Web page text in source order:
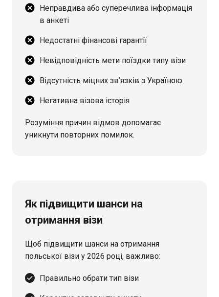
Неправдива або суперечлива інформація
в анкеті
Недостатні фінансові гарантії
Невідповідність мети поїздки типу візи
Відсутність міцних зв’язків з Україною
Негативна візова історія
Розуміння причин відмов допомагає
уникнути повторних помилок.
Як підвищити шанси на
отримання візи
Щоб підвищити шанси на отримання
польської візи у 2026 році, важливо:
Правильно обрати тип візи